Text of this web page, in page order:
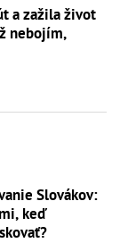
a zažila život
nebojím,
Slovákov:
keď